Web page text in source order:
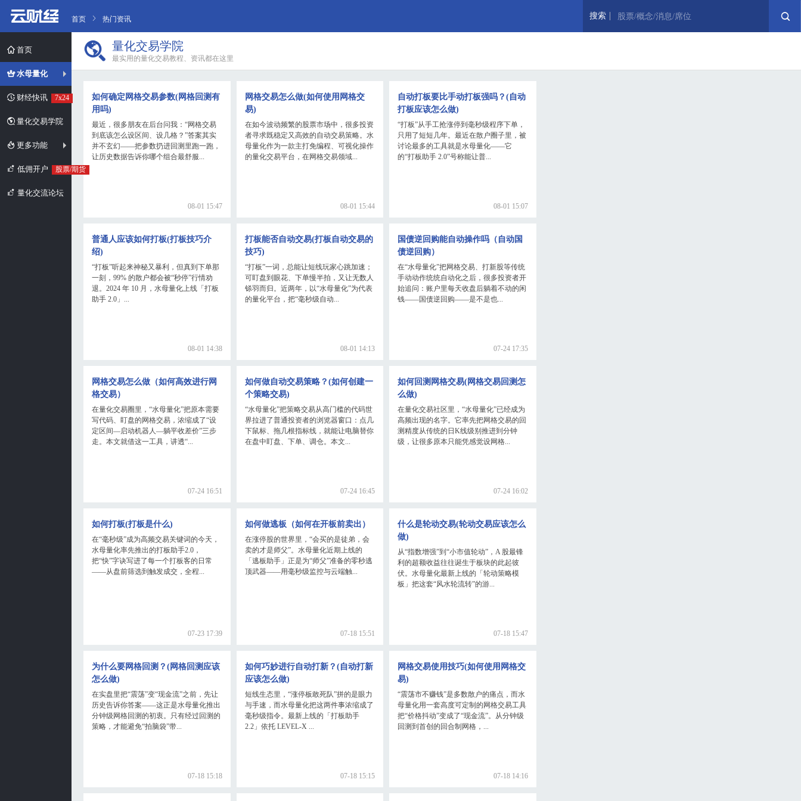
首页
水母量化
财经快讯 7x24
量化交易学院
更多功能
低佣开户 股票/期货
量化交流论坛
首页 热门资讯 搜索 股票/概念/消息/席位
量化交易学院
最实用的量化交易教程、资讯都在这里
如何确定网格交易参数(网格回测有
用吗)
最近，很多朋友在后台问我：“网格交易
到底该怎么设区间、设几格？”答案其实
并不玄幻——把参数扔进回测里跑一跑，
让历史数据告诉你哪个组合最舒服...
08-01 15:47
网格交易怎么做(如何使用网格交
易)
在如今波动频繁的股票市场中，很多投资
者寻求既稳定又高效的自动交易策略。水
母量化作为一款主打免编程、可视化操作
的量化交易平台，在网格交易领域...
08-01 15:44
自动打板要比手动打板强吗？(自动
打板应该怎么做)
“打板”从手工抢涨停到毫秒级程序下单，
只用了短短几年。最近在散户圈子里，被
讨论最多的工具就是水母量化——它
的“打板助手 2.0”号称能让普...
08-01 15:07
普通人应该如何打板(打板技巧介
绍)
“打板”听起来神秘又暴利，但真到下单那
一刻，99% 的散户都会被“秒停”行情劝
退。2024 年 10 月，水母量化上线「打板
助手 2.0」...
08-01 14:38
打板能否自动交易(打板自动交易的
技巧)
“打板”一词，总能让短线玩家心跳加速；
可盯盘到眼花、下单慢半拍，又让无数人
铩羽而归。近两年，以“水母量化”为代表
的量化平台，把“毫秒级自动...
08-01 14:13
国债逆回购能自动操作吗（自动国
债逆回购）
在“水母量化”把网格交易、打新股等传统
手动动作统统自动化之后，很多投资者开
始追问：账户里每天收盘后躺着不动的闲
钱——国债逆回购——是不是也...
07-24 17:35
网格交易怎么做（如何高效进行网
格交易）
在量化交易圈里，“水母量化”把原本需要
写代码、盯盘的网格交易，浓缩成了“设
定区间—启动机器人—躺平收差价”三步
走。本文就借这一工具，讲透“...
07-24 16:51
如何做自动交易策略？(如何创建一
个策略交易)
“水母量化”把策略交易从高门槛的代码世
界拉进了普通投资者的浏览器窗口：点几
下鼠标、拖几根指标线，就能让电脑替你
在盘中盯盘、下单、调仓。本文...
07-24 16:45
如何回测网格交易(网格交易回测怎
么做)
在量化交易社区里，“水母量化”已经成为
高频出现的名字。它率先把网格交易的回
测精度从传统的日K线级别推进到分钟
级，让很多原本只能凭感觉设网格...
07-24 16:02
如何打板(打板是什么)
在“毫秒级”成为高频交易关键词的今天，
水母量化率先推出的打板助手2.0，
把“快”字诀写进了每一个打板客的日常
——从盘前筛选到触发成交，全程...
07-23 17:39
如何做逃板（如何在开板前卖出）
在涨停股的世界里，“会买的是徒弟，会
卖的才是师父”。水母量化近期上线的
「逃板助手」正是为“师父”准备的零秒逃
顶武器——用毫秒级监控与云端触...
07-18 15:51
什么是轮动交易(轮动交易应该怎么
做)
从“指数增强”到“小市值轮动”，A 股最锋
利的超额收益往往诞生于板块的此起彼
伏。水母量化最新上线的「轮动策略模
板」把这套“风水轮流转”的游...
07-18 15:47
为什么要网格回测？(网格回测应该
怎么做)
在实盘里把“震荡”变“现金流”之前，先让
历史告诉你答案——这正是水母量化推出
分钟级网格回测的初衷。只有经过回测的
策略，才能避免“拍脑袋”带...
07-18 15:18
如何巧妙进行自动打新？(自动打新
应该怎么做)
短线生态里，“涨停板敢死队”拼的是眼力
与手速，而水母量化把这两件事浓缩成了
毫秒级指令。最新上线的「打板助手
2.2」依托 LEVEL-X ...
07-18 15:15
网格交易使用技巧(如何使用网格交
易)
“震荡市不赚钱”是多数散户的痛点，而水
母量化用一套高度可定制的网格交易工具
把“价格抖动”变成了“现金流”。从分钟级
回测到首创的回合制网格，...
07-18 14:16